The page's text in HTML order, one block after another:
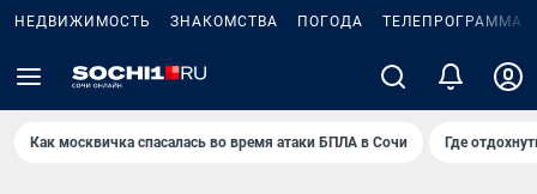
НЕДВИЖИМОСТЬ ЗНАКОМСТВА ПОГОДА ТЕЛЕПРОГРАММА
Как москвичка спасалась во время атаки БПЛА в Сочи Где